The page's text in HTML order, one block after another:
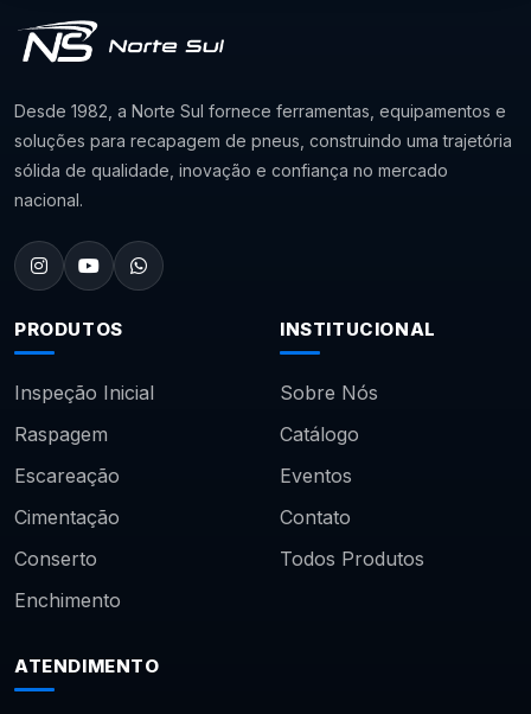
Desde 1982, a Norte Sul fornece ferramentas, equipamentos e
soluções para recapagem de pneus, construindo uma trajetória
sólida de qualidade, inovação e confiança no mercado
nacional.
PRODUTOS
Inspeção Inicial
Raspagem
Escareação
Cimentação
Conserto
Enchimento
INSTITUCIONAL
Sobre Nós
Catálogo
Eventos
Contato
Todos Produtos
ATENDIMENTO